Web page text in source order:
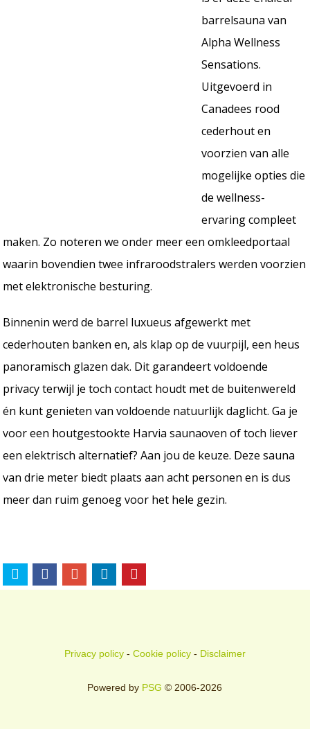
barrelsauna van
Alpha Wellness
Sensations.
Uitgevoerd in
Canadees rood
cederhout en
voorzien van alle
mogelijke opties die
de wellness-
ervaring compleet
maken. Zo noteren we onder meer een omkleedportaal
waarin bovendien twee infraroodstralers werden voorzien
met elektronische besturing.
Binnenin werd de barrel luxueus afgewerkt met
cederhouten banken en, als klap op de vuurpijl, een heus
panoramisch glazen dak. Dit garandeert voldoende
privacy terwijl je toch contact houdt met de buitenwereld
én kunt genieten van voldoende natuurlijk daglicht. Ga je
voor een houtgestookte Harvia saunaoven of toch liever
een elektrisch alternatief? Aan jou de keuze. Deze sauna
van drie meter biedt plaats aan acht personen en is dus
meer dan ruim genoeg voor het hele gezin.
Privacy policy- Cookie policy- Disclaimer
Powered by PSG © 2006-2026